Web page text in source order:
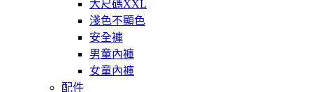
大尺碼XXL
淺色不顯色
安全褲
男童內褲
女童內褲
配件